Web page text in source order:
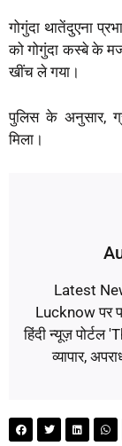
A
p
p
o
o
k
e
r
गोगुंदा थातेंदुएना
को गोगुंदा कस्बे के
खींच ले गया।
पुलिस के अनुसार,
मिला।
Latest
Lucknow पर
हिंदी न्यूज़
व्यापार,